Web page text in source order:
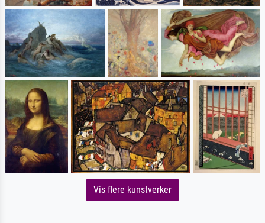
Vis flere kunstverker